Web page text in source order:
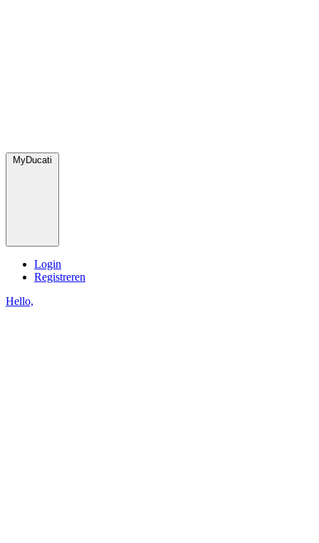
MyDucati
Login
Registreren
Hello,